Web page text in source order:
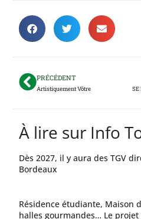
PRÉCÉDENT
Artistiquement Vôtre
À lire sur Info
Dès 2027, il y aura des TGV
Bordeaux
Résidence étudiante, Maison
halles gourmandes… Le